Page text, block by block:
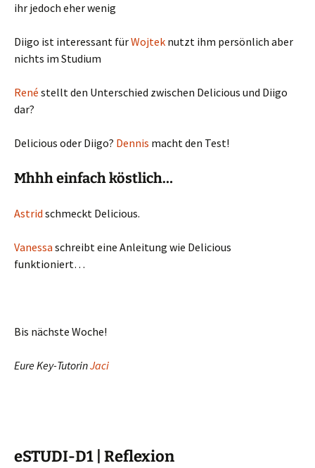
ihr jedoch eher wenig
Diigo ist interessant fürWojtek nutzt ihm persönlich aber
nichts im Studium
René stellt den Unterschied zwischen Delicious und Diigo
dar?
Delicious oder Diigo? Dennis macht den Test!
Mhhh einfach köstlich…
Astrid schmeckt Delicious.
Vanessa schreibt eine Anleitung wie Delicious
funktioniert…
Bis nächste Woche!
Eure Key-TutorinJaci
eSTUDI-D1 | Reflexion